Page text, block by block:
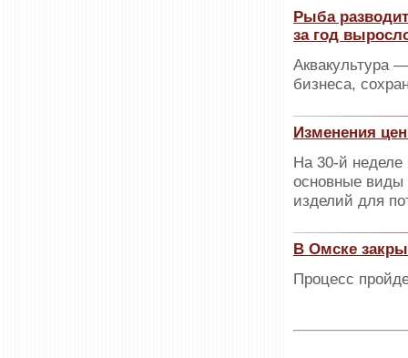
Рыба
за год
Аквакультура
бизнеса,
Изменения
На 30-й
основные виды
изделий для
В Омске
Процесс